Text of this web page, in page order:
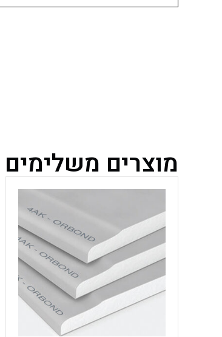
מוצרים משלימים
מספר
סוגים.
ניתן
לבחור
את
האפשרויות
בעמוד
המוצר